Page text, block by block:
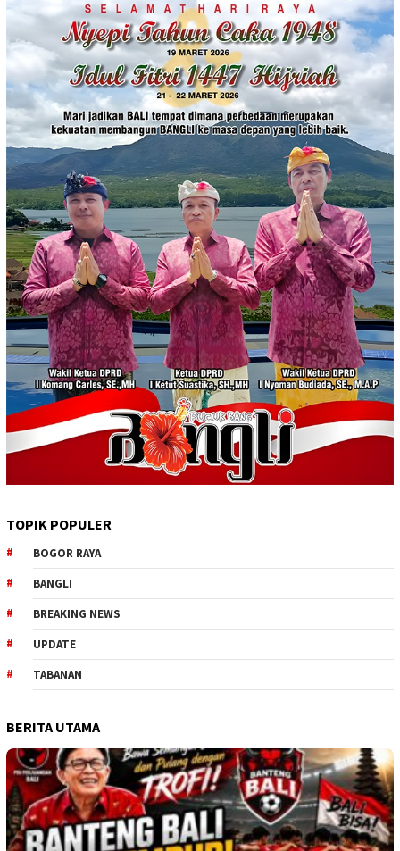
TOPIK POPULER
BOGOR RAYA
BANGLI
BREAKING NEWS
UPDATE
TABANAN
BERITA UTAMA